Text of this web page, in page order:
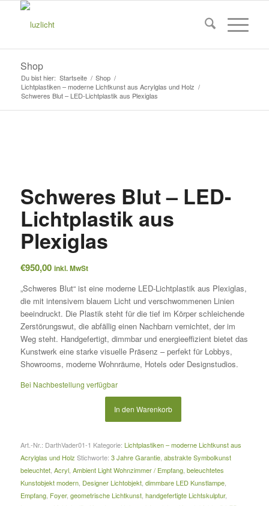
Shop
Du bist hier: Startseite / Shop /
Lichtplastiken – moderne Lichtkunst aus Acrylglas und Holz /
Schweres Blut – LED-Lichtplastik aus Plexiglas
Schweres Blut – LED-
Lichtplastik aus
Plexiglas
€950,00 inkl. MwSt
„Schweres Blut“ ist eine moderne LED-Lichtplastik aus Plexiglas,
die mit intensivem blauem Licht und verschwommenen Linien
beeindruckt. Die Plastik steht für die tief im Körper schleichende
Zerstörungswut, die abfällig einen Nachbarn vernichtet, der im
Weg steht. Handgefertigt, dimmbar und energieeffizient bietet das
Kunstwerk eine starke visuelle Präsenz – perfekt für Lobbys,
Showrooms, moderne Wohnräume, Hotels oder Designstudios.
Bei Nachbestellung verfügbar
In den Warenkorb
Art.-Nr.: DarthVader01-1 Kategorie: Lichtplastiken – moderne Lichtkunst aus
Acrylglas und Holz Stichworte: 3 Jahre Garantie, abstrakte Symbolkunst
beleuchtet, Acryl, Ambient Light Wohnzimmer / Empfang, beleuchtetes
Kunstobjekt modern, Designer Lichtobjekt, dimmbare LED Kunstlampe,
Empfang, Foyer, geometrische Lichtkunst, handgefertigte Lichtskulptur,